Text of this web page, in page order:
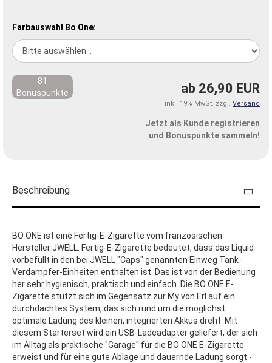
Farbauswahl Bo One:
ab 26,90 EUR
inkl. 19% MwSt. zzgl. Versand
81
Bonuspunkte
Jetzt als Kunde registrieren
und Bonuspunkte sammeln!
Beschreibung
BO ONE ist eine Fertig-E-Zigarette vom französischen
Hersteller JWELL. Fertig-E-Zigarette bedeutet, dass das Liquid
vorbefüllt in den bei JWELL "Caps" genannten Einweg Tank-
Verdampfer-Einheiten enthalten ist. Das ist von der Bedienung
her sehr hygienisch, praktisch und einfach. Die BO ONE E-
Zigarette stützt sich im Gegensatz zur My von Erl auf ein
durchdachtes System, das sich rund um die möglichst
optimale Ladung des kleinen, integrierten Akkus dreht. Mit
diesem Starterset wird ein USB-Ladeadapter geliefert, der sich
im Alltag als praktische "Garage" für die BO ONE E-Zigarette
erweist und für eine gute Ablage und dauernde Ladung sorgt -